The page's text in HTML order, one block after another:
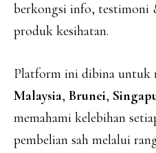
berkongsi info, testimoni
produk kesihatan.
Platform ini dibina untuk
Malaysia, Brunei,
memahami kelebihan
pembelian sah melalui